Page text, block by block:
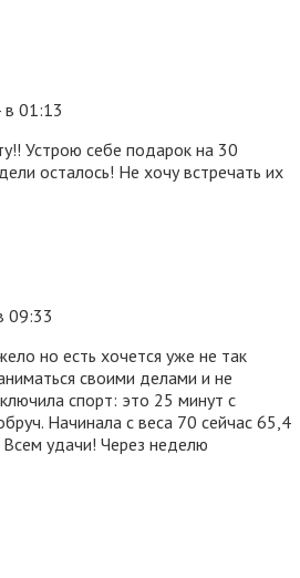
в 01:13
Устрою себе подарок на 30
осталось! Не хочу встречать их
09:33
но есть хочется уже не так
своими делами и не
спорт: это 25 минут с
Начинала с веса 70 сейчас 65,4
Всем удачи! Через неделю